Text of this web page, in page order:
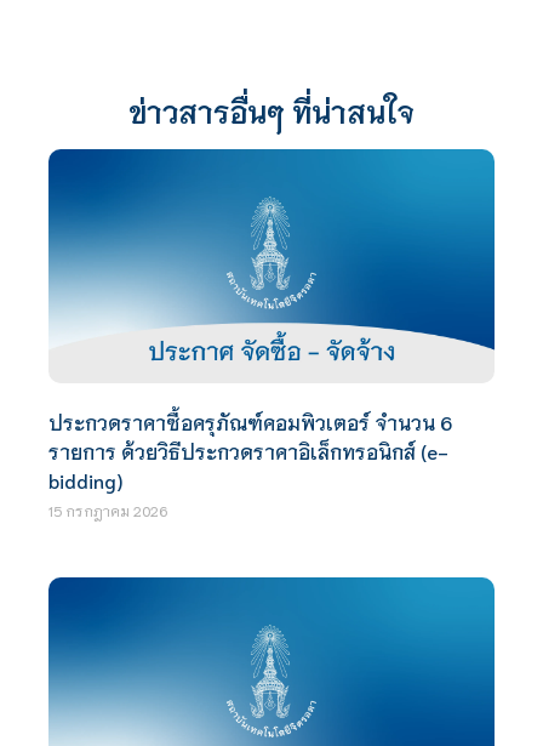
ข่าวสารอื่นๆ ที่น่าสนใจ
ประกวดราคาซื้อครุภัณฑ์คอมพิวเตอร์ จำนวน 6
รายการ ด้วยวิธีประกวดราคาอิเล็กทรอนิกส์ (e-
bidding)
15 กรกฎาคม 2026